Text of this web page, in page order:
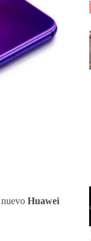
Huawei